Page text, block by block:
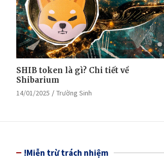
SHIB token là gì? Chi tiết về
Shibarium
14/01/2025 Trường Sinh
!Miễn trừ trách nhiệm